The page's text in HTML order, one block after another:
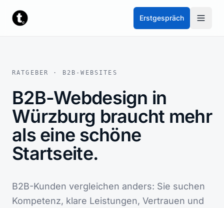
Erstgespräch
RATGEBER · B2B-WEBSITES
B2B-Webdesign in
Würzburg braucht mehr
als eine schöne
Startseite.
B2B-Kunden vergleichen anders: Sie suchen
Kompetenz, klare Leistungen, Vertrauen und